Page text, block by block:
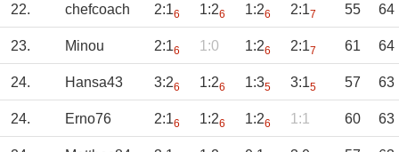
22. chefcoach 2:16 1:26 1:26 2:17 55 64
23. Minou 2:16 1:0 1:26 2:17 61 64
24. Hansa43 3:26 1:26 1:35 3:15 57 63
24. Erno76 2:16 1:26 1:26 1:1 60 63